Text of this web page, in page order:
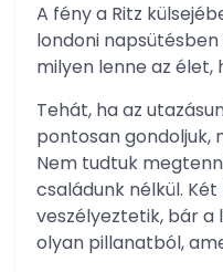
A fény a Ritz
londoni
milyen lenne az élet,
Tehát, ha az
pontosan gondoljuk,
Nem tudtuk
családunk nélkül.
veszélyeztetik, bár a
olyan pillanatból,